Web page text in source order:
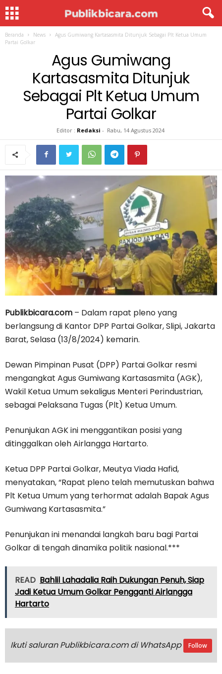
Beranda News
Agus Gumiwang Kartasasmita Ditunjuk Sebagai Plt Ketua Umum
Partai Golkar
Agus Gumiwang
Kartasasmita Ditunjuk
Sebagai Plt Ketua Umum
Partai Golkar
Editor : Redaksi - Rabu, 14 Agustus 2024
Publikbicara.com – Dalam rapat pleno yang
berlangsung di Kantor DPP Partai Golkar, Slipi, Jakarta
Barat, Selasa (13/8/2024) kemarin.
Dewan Pimpinan Pusat (DPP) Partai Golkar resmi
mengangkat Agus Gumiwang Kartasasmita (AGK),
Wakil Ketua Umum sekaligus Menteri Perindustrian,
sebagai Pelaksana Tugas (Plt) Ketua Umum.
Penunjukan AGK ini menggantikan posisi yang
ditinggalkan oleh Airlangga Hartarto.
Ketua DPP Partai Golkar, Meutya Viada Hafid,
menyatakan, “Rapat pleno telah memutuskan bahwa
Plt Ketua Umum yang terhormat adalah Bapak Agus
Gumiwang Kartasasmita.”
Penunjukan ini menandai langkah baru bagi Partai
Golkar di tengah dinamika politik nasional.***
READ Bahlil Lahadalia Raih Dukungan Penuh, Siap
Jadi Ketua Umum Golkar Pengganti Airlangga
Hartarto
Ikuti saluran Publikbicara.com di WhatsApp Follow